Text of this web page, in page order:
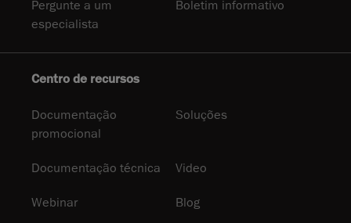
Pergunte a um
especialista
Boletim informativo
Centro de recursos
Documentação
promocional
Soluções
Documentação técnica Video
Webinar Blog